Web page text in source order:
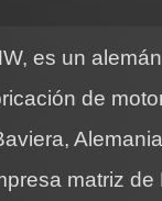
es un
de
matriz